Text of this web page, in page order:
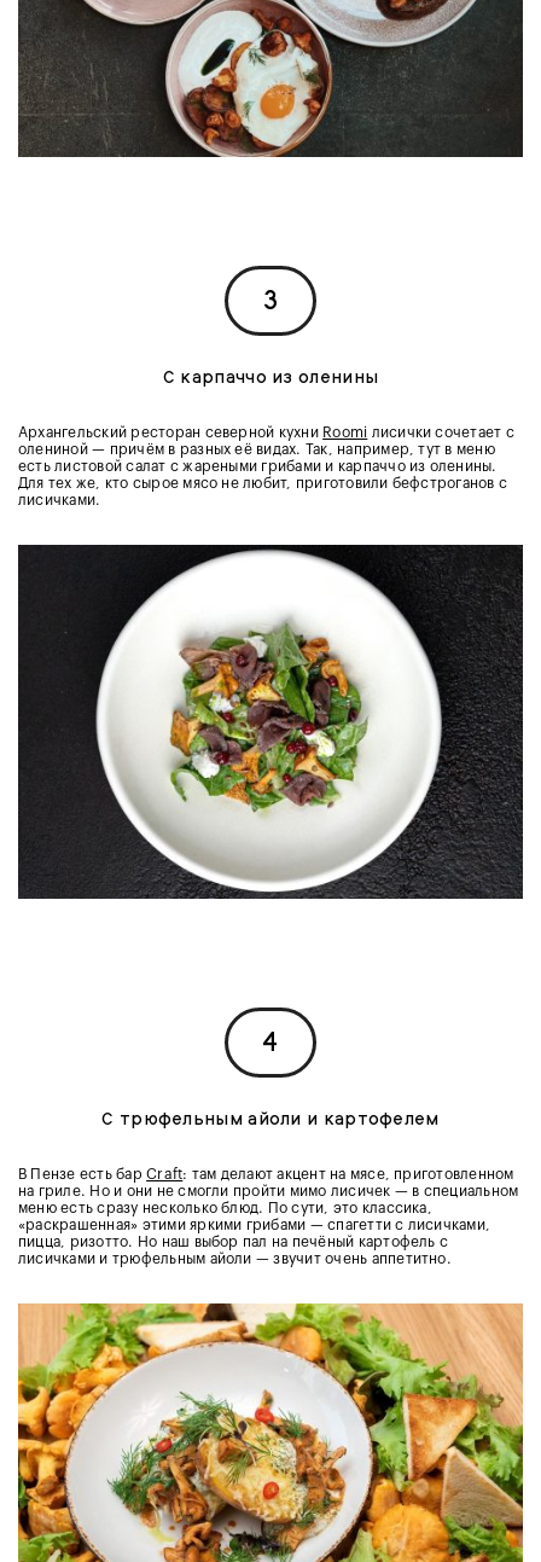
3
С карпаччо из оленины
Архангельский ресторан северной кухни Roomi лисички сочетает с
олениной — причём в разных её видах. Так, например, тут в меню
есть листовой салат с жареными грибами и карпаччо из оленины.
Для тех же, кто сырое мясо не любит, приготовили бефстроганов с
лисичками.
4
С трюфельным айоли и картофелем
В Пензе есть барCraft: там делают акцент на мясе, приготовленном
на гриле. Но и они не смогли пройти мимо лисичек — в специальном
меню есть сразу несколько блюд. По сути, это классика,
«раскрашенная» этими яркими грибами — спагетти с лисичками,
пицца, ризотто. Но наш выбор пал на печёный картофель с
лисичками и трюфельным айоли — звучит очень аппетитно.